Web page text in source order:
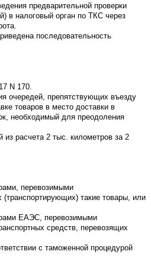
предварительной проверки
в налоговый орган по ТКС через
последовательность
N 170.
очередей, препятствующих въезду
товаров в место доставки в
необходимый для преодоления
расчета 2 тыс. километров за 2
перевозимыми
такие товары, или
ЕАЭС, перевозимыми
средств, перевозящих
с таможенной процедурой